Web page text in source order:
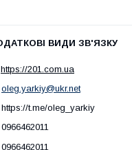
https://201.com.ua
oleg.yarkiy@ukr.net
https://t.me/oleg_yarkiy
0966462011
0966462011